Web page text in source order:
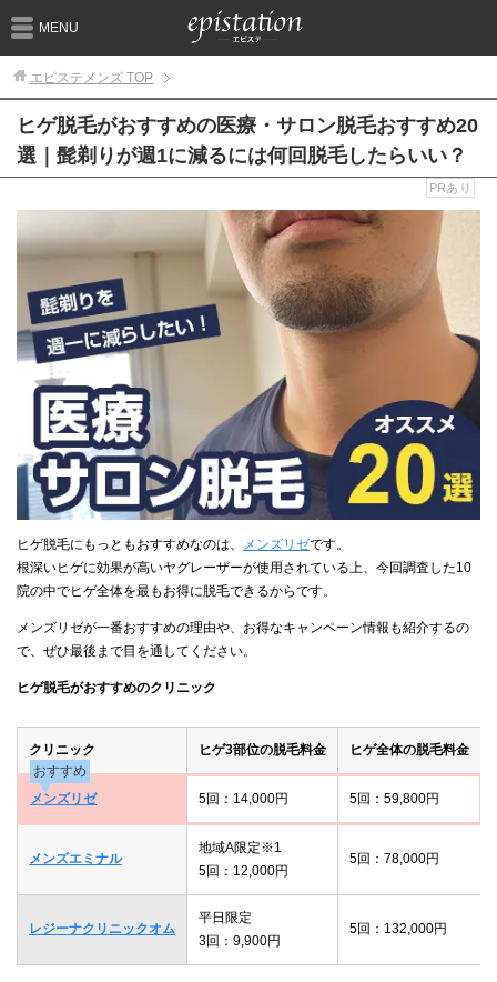
MENU
エピステメンズ TOP
ヒゲ脱毛がおすすめの医療・サロン脱毛おすすめ20
選｜髭剃りが週1に減るには何回脱毛したらいい？
PRあり
ヒゲ脱毛にもっともおすすめなのは、 メンズリゼです。
根深いヒゲに効果が高いヤグレーザーが使用されている上、今回調査した10
院の中でヒゲ全体を最もお得に脱毛できるからです。
メンズリゼが一番おすすめの理由や、お得なキャンペーン情報も紹介するの
で、ぜひ最後まで目を通してください。
ヒゲ脱毛がおすすめのクリニック
クリニック ヒゲ3部位の脱毛料金
ヒゲ全体の脱毛料金
おすすめ
メンズリゼ
5回：14,000円 5回：59,800円
メンズエミナル
地域A限定※1
5回：12,000円
5回：78,000円
レジーナクリニックオム
平日限定
3回：9,900円
5回：132,000円